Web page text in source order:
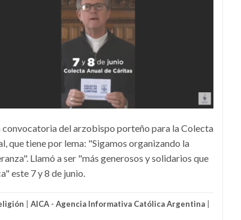
convocatoria del arzobispo porteño para la Colecta
que tiene por lema: "Sigamos organizando la
Llamó a ser "más generosos y solidarios que
este 7 y 8 de junio.
AICA - Agencia Informativa Católica Argentina